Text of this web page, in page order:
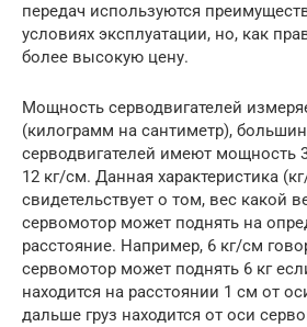
передач используются
условиях эксплуатации, но, как
более высокую цену.
Мощность серводвигателей
(килограмм на сантиметр),
серводвигателей имеют мощность
12 кг/см. Данная характеристика
свидетельствует о том, вес какой
сервомотор может поднять на
расстояние. Например, 6 кг/см
сервомотор может поднять 6 кг
находится на расстоянии 1 см от
дальше груз находится от оси